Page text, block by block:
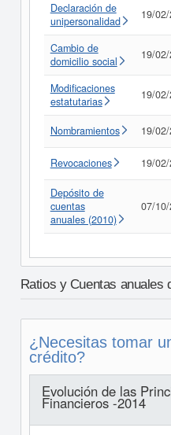
Declaración de
unipersonalidad
19/
Cambio de
domicilio social
19/
Modificaciones
estatutarias
19/
Nombramientos 19/
Revocaciones 19/
Depósito de
cuentas
anuales (2010)
07/10/
Ratios y Cuentas anuales
¿Necesitas tomar
crédito?
Evolución de las
Financieros -2014